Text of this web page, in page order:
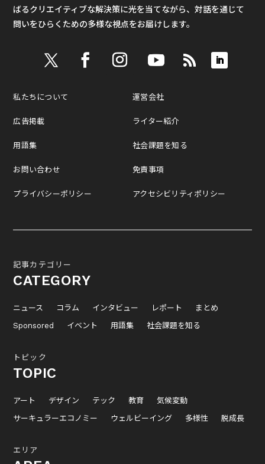
ばるクリエイティブな解決策に光を当てながら、対話を通じて
問いをひらくための多様な視点をお届けします。
私たちについて
広告掲載
用語集
お問い合わせ
プライバシーポリシー
運営会社
ライター紹介
社会課題を知る
免責事項
アクセシビリティポリシー
記事カテゴリー
CATEGORY
ニュース コラム インタビュー レポート
まとめ
Sponsored
イベント 用語集 社会課題を知る
トピック
TOPIC
アート デザイン テック 教育
気候変動
サーキュラーエコノミー
ウェルビーイング 多様性 脱成長
エリア